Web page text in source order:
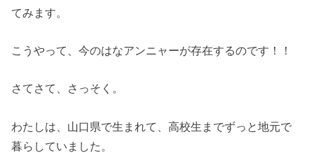
てみます。
こうやって、今のはなアンニャーが存在するのです！！
さてさて、さっそく。
わたしは、山口県で生まれて、高校生までずっと地元で
暮らしていました。